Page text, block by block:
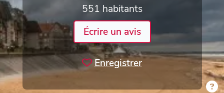
551 habitants
Écrire un avis
Enregistrer